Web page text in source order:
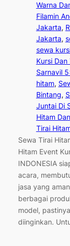
Warna
Filamin
Jakarta,
Jakarta,
sewa
Kursi
Sarnavil
hitam,
Bintang,
Juntai Di
Hitam
Tirai
Sewa Tirai
Hitam Event
INDONESIA
acara,
jasa yang
berbagai
model,
diinginkan.